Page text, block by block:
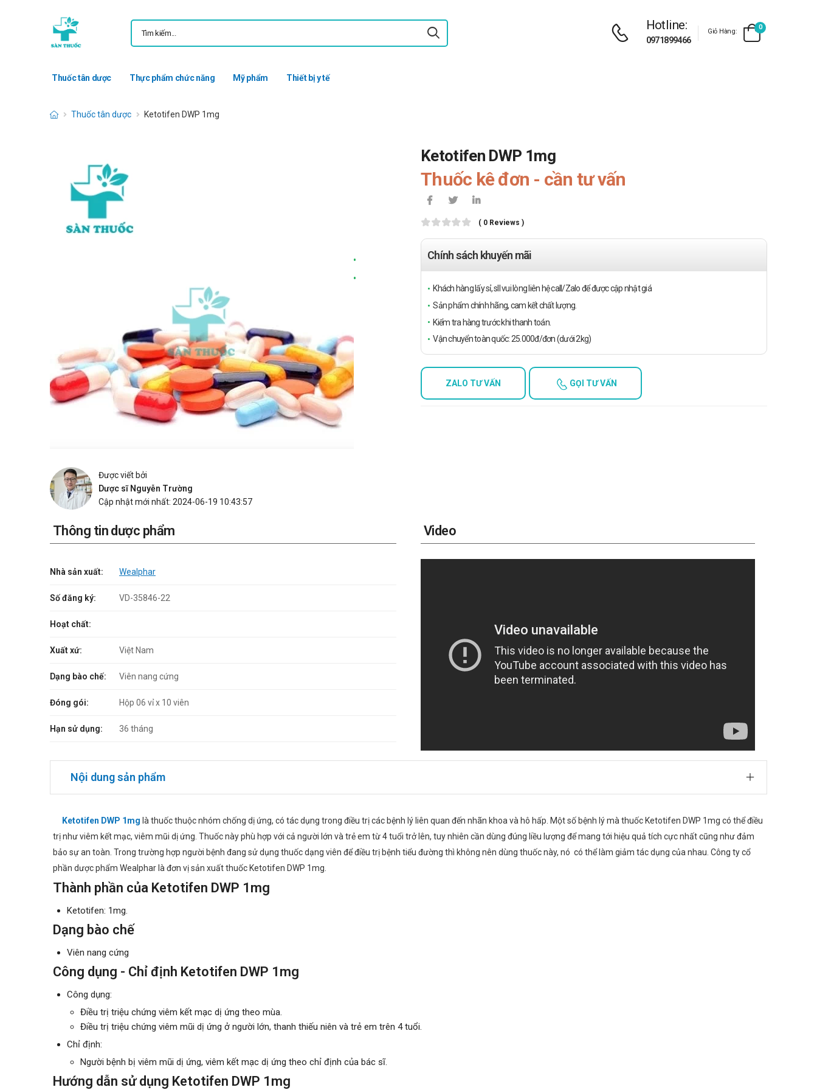
Hotline:
0971899466
Giỏ Hàng:
0
Thuốc tân dược Thực phẩm chức năng Mỹ phẩm Thiết bị y tế
Thuốc tân dược Ketotifen DWP 1mg
Ketotifen DWP 1mg
Thuốc kê đơn - cần tư vấn
( 0 Reviews )
Chính sách khuyến mãi
Khách hàng lấy sỉ, sll vui lòng liên hệ call/Zalo để được cập nhật giá
Sản phẩm chính hãng, cam kết chất lượng.
Kiểm tra hàng trước khi thanh toán.
Vận chuyển toàn quốc: 25.000đ/đơn (dưới 2kg)
ZALO TƯ VẤN GỌI TƯ VẤN
Được viết bởi
Dược sĩ Nguyễn Trường
Cập nhật mới nhất: 2024-06-19 10:43:57
Thông tin dược phẩm
Nhà sản xuất: Wealphar
Số đăng ký: VD-35846-22
Hoạt chất:
Xuất xứ: Việt Nam
Dạng bào chế: Viên nang cứng
Đóng gói: Hộp 06 vỉ x 10 viên
Hạn sử dụng: 36 tháng
Video
Nội dung sản phẩm
Ketotifen DWP 1mg là thuốc thuộc nhóm chống dị ứng, có tác dụng trong điều trị các bệnh lý liên quan đến nhãn khoa và hô hấp. Một số bệnh lý mà thuốc Ketotifen DWP 1mg có thể điều
trị như viêm kết mạc, viêm mũi dị ứng. Thuốc này phù hợp với cả người lớn và trẻ em từ 4 tuổi trở lên, tuy nhiên cần dùng đúng liều lượng để mang tới hiệu quả tích cực nhất cũng như đảm
bảo sự an toàn. Trong trường hợp người bệnh đang sử dụng thuốc dạng viên để điều trị bệnh tiểu đường thì không nên dùng thuốc này, nó có thể làm giảm tác dụng của nhau. Công ty cổ
phần dược phẩm Wealphar là đơn vị sản xuất thuốc Ketotifen DWP 1mg.
Thành phần của Ketotifen DWP 1mg
Ketotifen: 1mg.
Dạng bào chế
Viên nang cứng
Công dụng - Chỉ định Ketotifen DWP 1mg
Công dụng:
Điều trị triệu chứng viêm kết mạc dị ứng theo mùa.
Điều trị triệu chứng viêm mũi dị ứng ở người lớn, thanh thiếu niên và trẻ em trên 4 tuổi.
Chỉ định:
Người bệnh bị viêm mũi dị ứng, viêm kết mạc dị ứng theo chỉ định của bác sĩ.
Hướng dẫn sử dụng Ketotifen DWP 1mg